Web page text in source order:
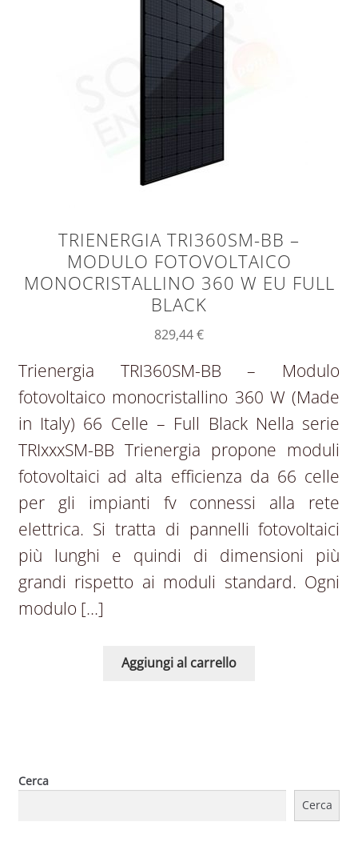
TRIENERGIA TRI360SM-BB –
MODULO FOTOVOLTAICO
MONOCRISTALLINO 360 W EU FULL
BLACK
829,44€
Trienergia TRI360SM-BB – Modulo
fotovoltaico monocristallino 360 W (Made
in Italy) 66 Celle – Full Black Nella serie
TRIxxxSM-BB Trienergia propone moduli
fotovoltaici ad alta efficienza da 66 celle
per gli impianti fv connessi alla rete
elettrica. Si tratta di pannelli fotovoltaici
più lunghi e quindi di dimensioni più
grandi rispetto ai moduli standard. Ogni
modulo […]
Aggiungi al carrello
Cerca
Cerca